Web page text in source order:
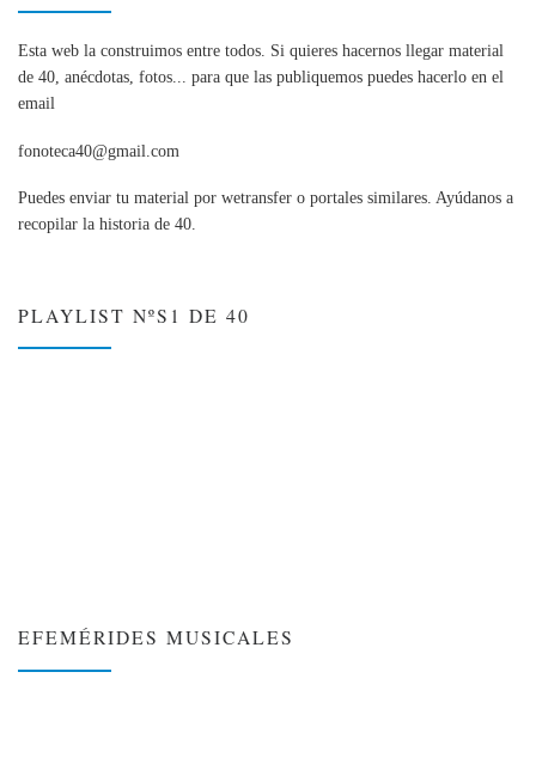
Esta web la construimos entre todos. Si quieres hacernos llegar material
de 40, anécdotas, fotos... para que las publiquemos puedes hacerlo en el
email
fonoteca40@gmail.com
Puedes enviar tu material por wetransfer o portales similares. Ayúdanos a
recopilar la historia de 40.
PLAYLIST NºS1 DE 40
EFEMÉRIDES MUSICALES